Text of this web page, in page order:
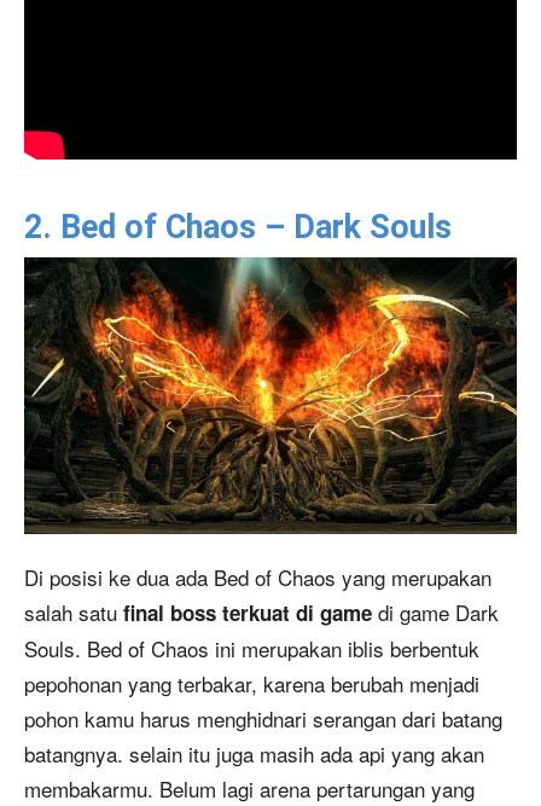
2. Bed of Chaos – Dark Souls
Di posisi ke dua ada Bed of Chaos yang merupakan
salah satu final boss terkuat di game di game Dark
Souls. Bed of Chaos ini merupakan iblis berbentuk
pepohonan yang terbakar, karena berubah menjadi
pohon kamu harus menghidnari serangan dari batang
batangnya. selain itu juga masih ada api yang akan
membakarmu. Belum lagi arena pertarungan yang